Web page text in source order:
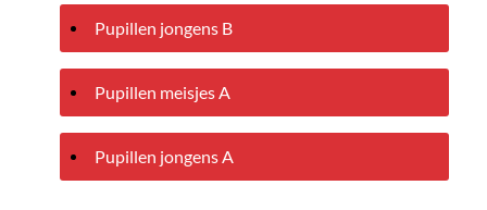
Pupillen jongens B
Pupillen meisjes A
Pupillen jongens A